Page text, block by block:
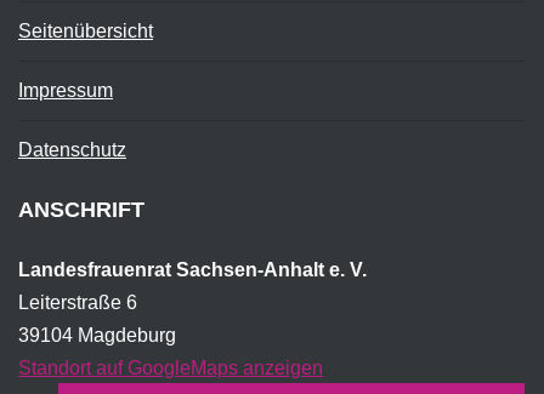
Seitenübersicht
Impressum
Datenschutz
ANSCHRIFT
Landesfrauenrat Sachsen-Anhalt e. V.
Leiterstraße 6
39104 Magdeburg
Standort auf GoogleMaps anzeigen